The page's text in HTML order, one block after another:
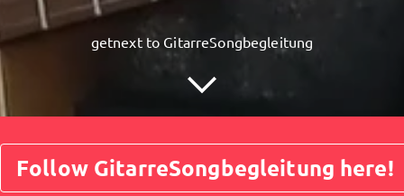
getnext to GitarreSongbegleitung
Follow GitarreSongbegleitung here!